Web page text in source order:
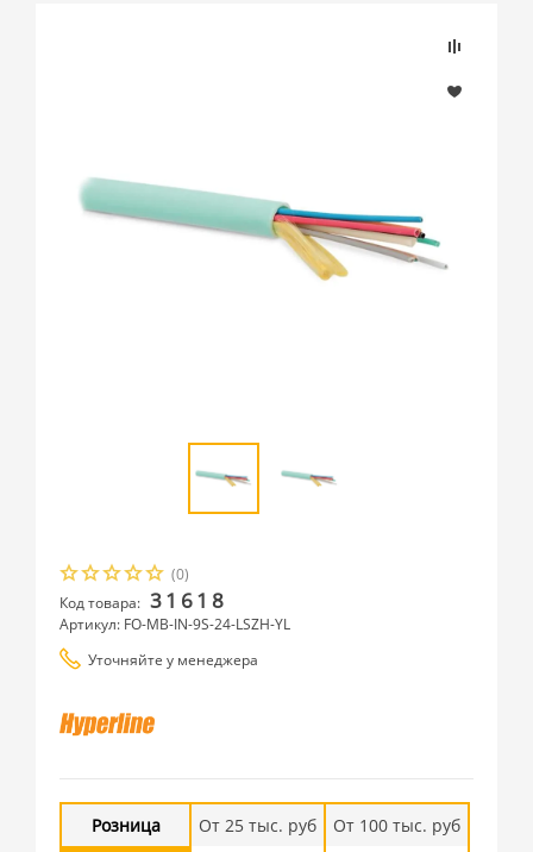
(0)
Код товара: 31618
Артикул: FO-MB-IN-9S-24-LSZH-YL
Уточняйте у менеджера
Розница
От 25 тыс. руб
От 100 тыс. руб